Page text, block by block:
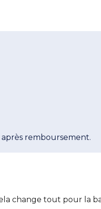
remboursement.
change tout pour la